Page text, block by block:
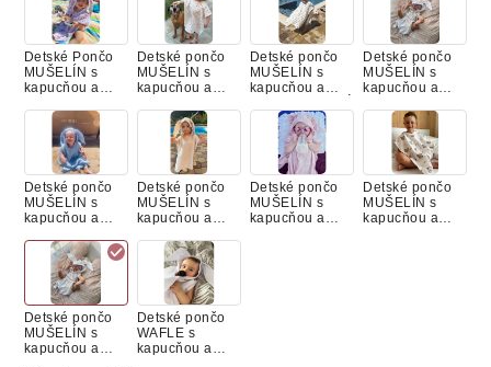
Detské Pončo
MUŠELÍN s
kapucňou a
RUŽOVÝ
ZAJKO
Detské pončo
MUŠELÍN s
kapucňou a
RUŽE
Detské pončo
MUŠELÍN s
kapucňou a
SRDIEČKA
Detské pončo
MUŠELÍN s
kapucňou a
BIELA
Detské pončo
MUŠELÍN s
kapucňou a
MODRÁ
Detské pončo
MUŠELÍN s
kapucňou a
PIESKOVÁ
Detské pončo
MUŠELÍN s
kapucňou a
Detské pončo
MUŠELÍN s
kapucňou a
Detské pončo
MUŠELÍN s
kapucňou a
Detské pončo
WAFLE s
kapucňou a